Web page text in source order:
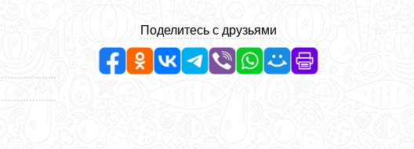
Поделитесь с друзьями